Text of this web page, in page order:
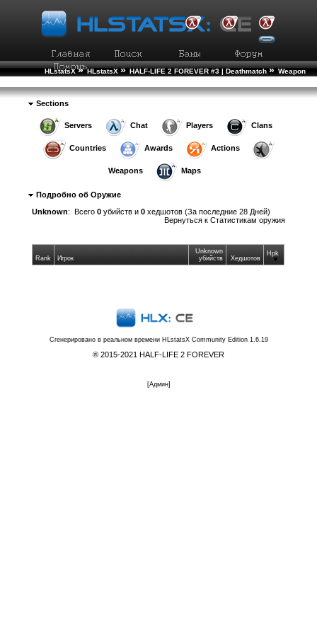
HLstatsX » HLstatsX » HALF-LIFE 2 FOREVER #3 | Deathmatch » Weapon
Sections
Servers Chat Players Clans
Countries Awards Actions
Weapons Maps
Подробно об Оружие
Unknown: Всего0 убийств и0 хедшотов (За последние 28 Дней)
Вернуться к Статистикам оружия
Rank Игрок
Unknown
убийств
Хедшотов
Hpk
Сгенерировано в реальном времени HLstatsX Community Edition 1.6.19
® 2015-2021 HALF-LIFE 2 FOREVER
[Админ]